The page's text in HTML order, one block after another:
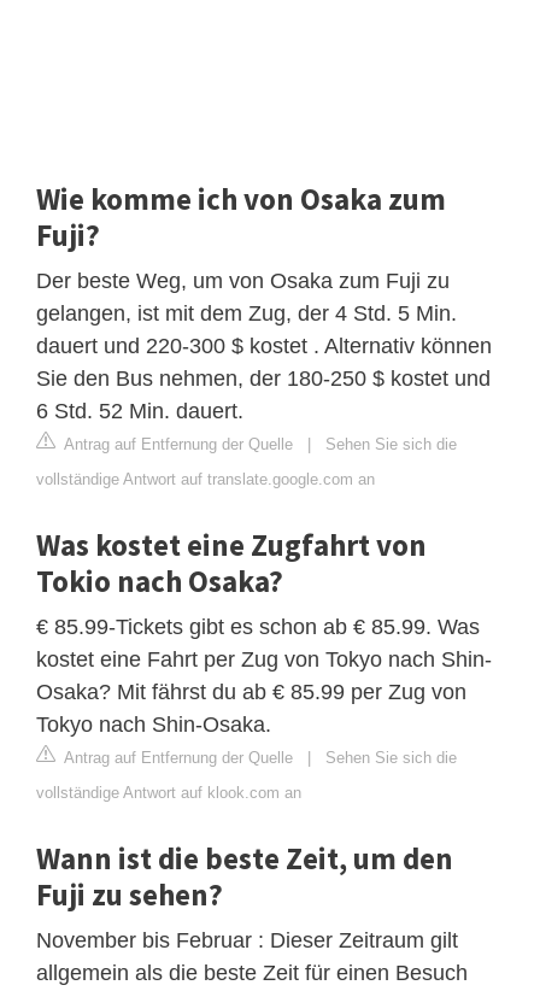
Wie komme ich von Osaka zum
Fuji?
Der beste Weg, um von Osaka zum Fuji zu
gelangen, ist mit dem Zug, der 4 Std. 5 Min.
dauert und 220-300 $ kostet . Alternativ können
Sie den Bus nehmen, der 180-250 $ kostet und
6 Std. 52 Min. dauert.
Antrag auf Entfernung der Quelle | Sehen Sie sich die
vollständige Antwort auf translate.google.com an
Was kostet eine Zugfahrt von
Tokio nach Osaka?
€ 85.99-Tickets gibt es schon ab € 85.99. Was
kostet eine Fahrt per Zug von Tokyo nach Shin-
Osaka? Mit fährst du ab € 85.99 per Zug von
Tokyo nach Shin-Osaka.
Antrag auf Entfernung der Quelle | Sehen Sie sich die
vollständige Antwort auf klook.com an
Wann ist die beste Zeit, um den
Fuji zu sehen?
November bis Februar : Dieser Zeitraum gilt
allgemein als die beste Zeit für einen Besuch